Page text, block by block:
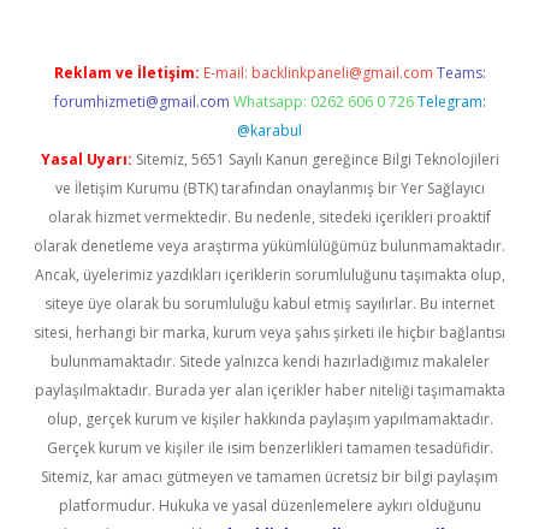
Reklam ve İletişim: E-mail: backlinkpaneli@gmail.com Teams:
forumhizmeti@gmail.com Whatsapp: 0262 606 0 726 Telegram:
@karabul
Yasal Uyarı: Sitemiz, 5651 Sayılı Kanun gereğince Bilgi Teknolojileri
ve İletişim Kurumu (BTK) tarafından onaylanmış bir Yer Sağlayıcı
olarak hizmet vermektedir. Bu nedenle, sitedeki içerikleri proaktif
olarak denetleme veya araştırma yükümlülüğümüz bulunmamaktadır.
Ancak, üyelerimiz yazdıkları içeriklerin sorumluluğunu taşımakta olup,
siteye üye olarak bu sorumluluğu kabul etmiş sayılırlar. Bu internet
sitesi, herhangi bir marka, kurum veya şahıs şirketi ile hiçbir bağlantısı
bulunmamaktadır. Sitede yalnızca kendi hazırladığımız makaleler
paylaşılmaktadır. Burada yer alan içerikler haber niteliği taşımamakta
olup, gerçek kurum ve kişiler hakkında paylaşım yapılmamaktadır.
Gerçek kurum ve kişiler ile isim benzerlikleri tamamen tesadüfidir.
Sitemiz, kar amacı gütmeyen ve tamamen ücretsiz bir bilgi paylaşım
platformudur. Hukuka ve yasal düzenlemelere aykırı olduğunu